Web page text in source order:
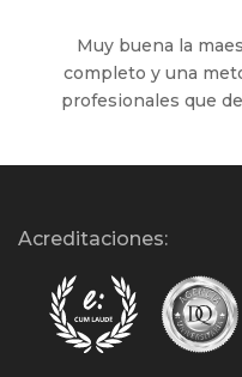
Muy buena la
completo y una
profesionales que
Acreditaciones: